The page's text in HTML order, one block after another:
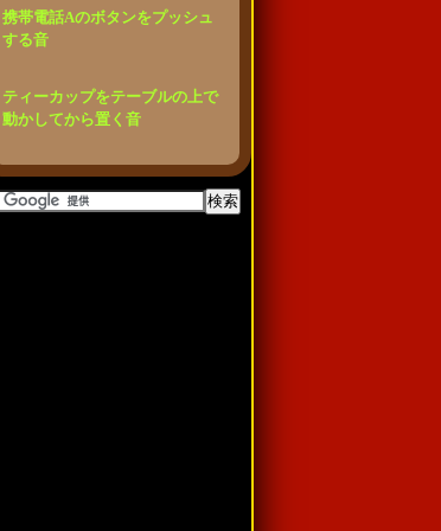
携帯電話Aのボタンをプッシュ
する音
ティーカップをテーブルの上で
動かしてから置く音